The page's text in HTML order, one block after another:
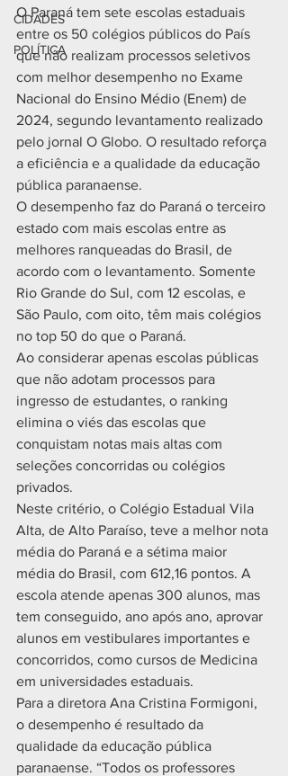
CIDADES
POLÍTICA
O Paraná tem sete escolas estaduais
entre os 50 colégios públicos do País
que não realizam processos seletivos
com melhor desempenho no Exame
Nacional do Ensino Médio (Enem) de
2024, segundo levantamento realizado
pelo jornal O Globo. O resultado reforça
a eficiência e a qualidade da educação
pública paranaense.
O desempenho faz do Paraná o terceiro
estado com mais escolas entre as
melhores ranqueadas do Brasil, de
acordo com o levantamento. Somente
Rio Grande do Sul, com 12 escolas, e
São Paulo, com oito, têm mais colégios
no top 50 do que o Paraná.
Ao considerar apenas escolas públicas
que não adotam processos para
ingresso de estudantes, o ranking
elimina o viés das escolas que
conquistam notas mais altas com
seleções concorridas ou colégios
privados.
Neste critério, o Colégio Estadual Vila
Alta, de Alto Paraíso, teve a melhor nota
média do Paraná e a sétima maior
média do Brasil, com 612,16 pontos. A
escola atende apenas 300 alunos, mas
tem conseguido, ano após ano, aprovar
alunos em vestibulares importantes e
concorridos, como cursos de Medicina
em universidades estaduais.
Para a diretora Ana Cristina Formigoni,
o desempenho é resultado da
qualidade da educação pública
paranaense. “Todos os professores